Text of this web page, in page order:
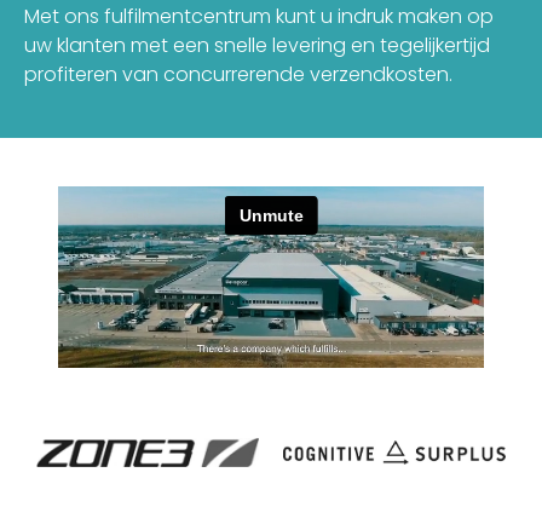
Met ons fulfilmentcentrum kunt u indruk maken op
uw klanten met een snelle levering en tegelijkertijd
profiteren van concurrerende verzendkosten.